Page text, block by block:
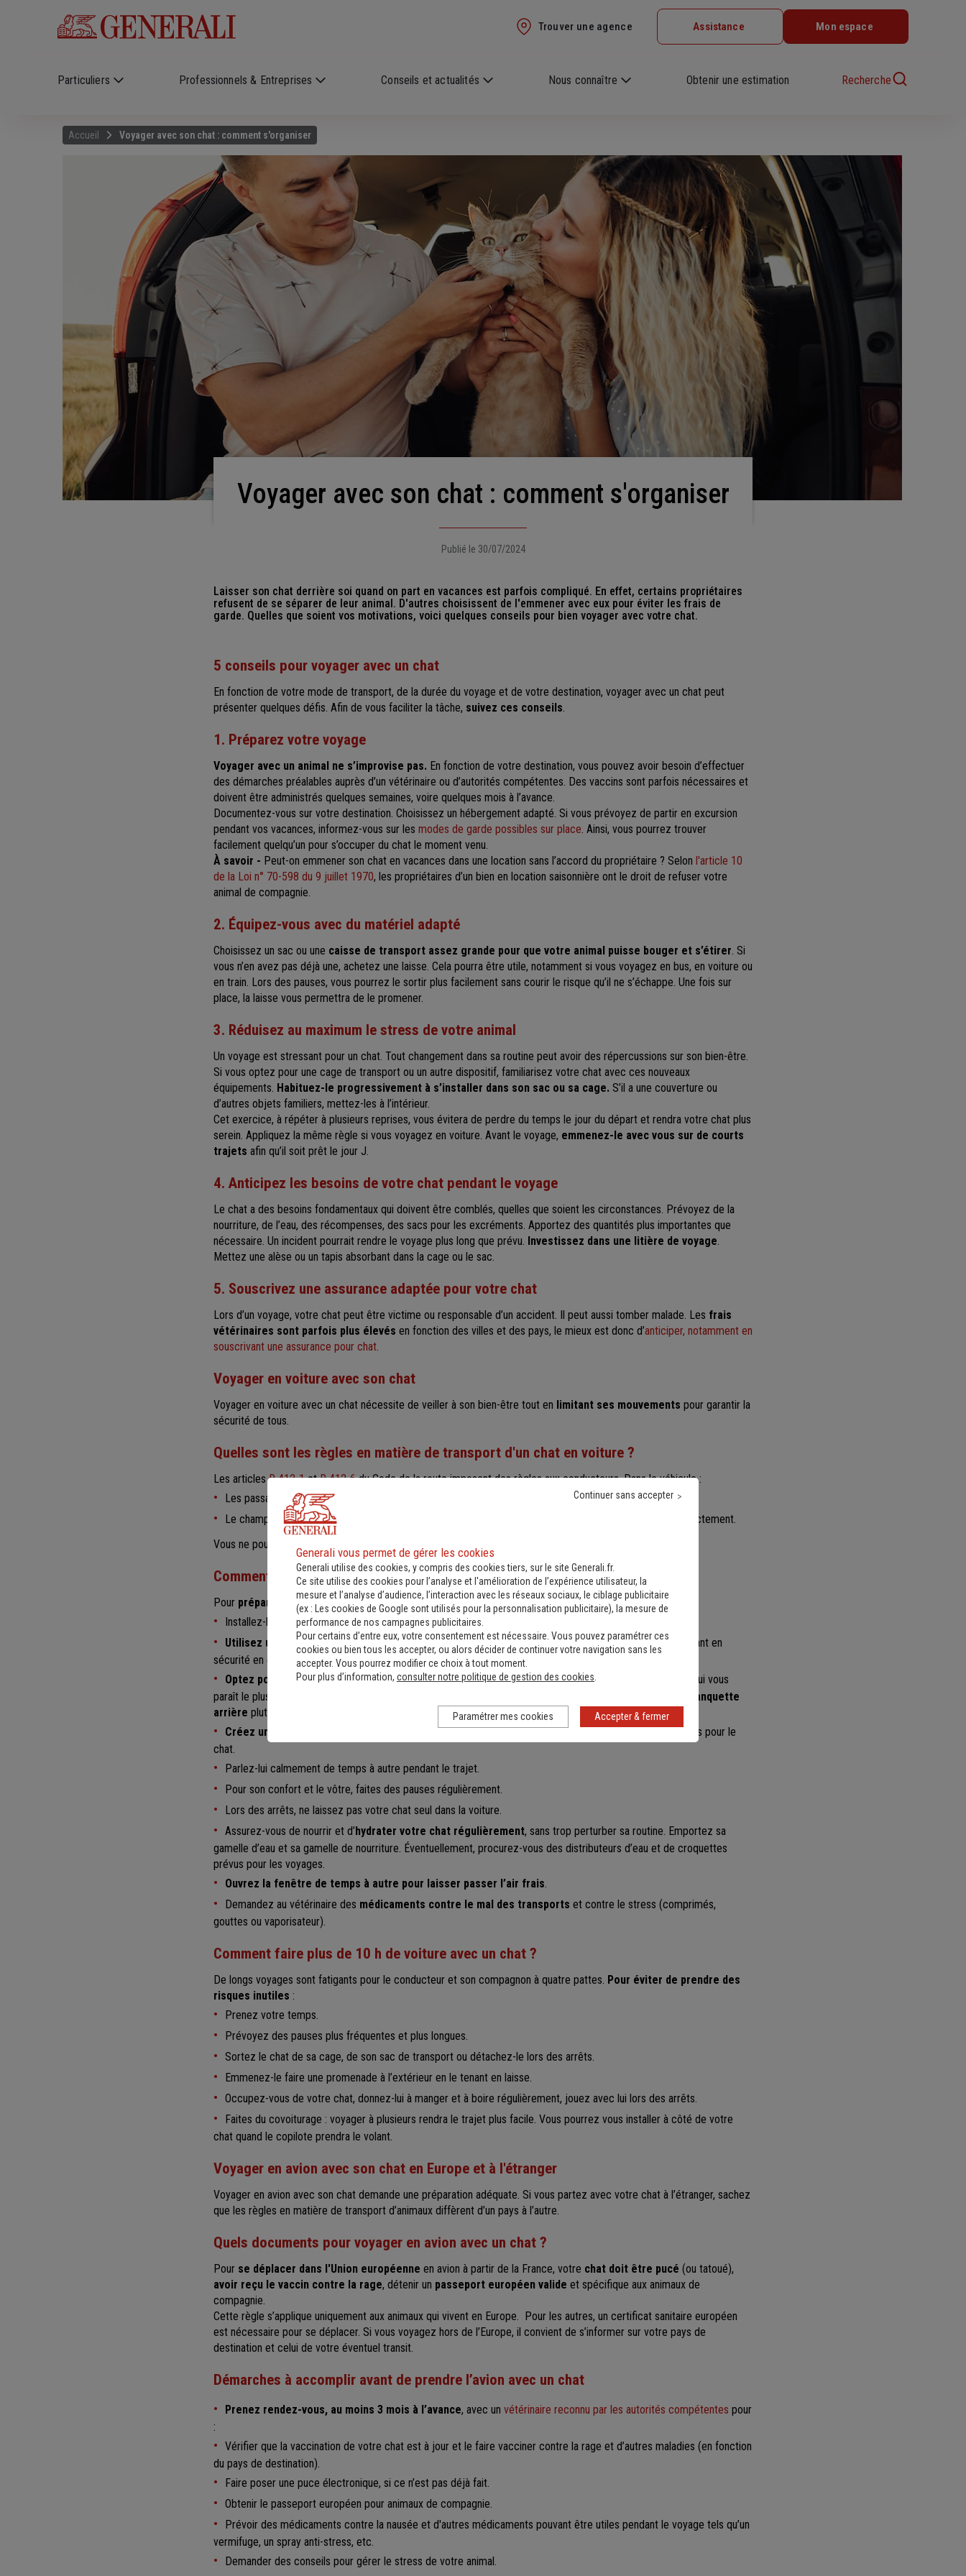
Trouver une agence Assistance Mon espace
Particuliers Professionnels & Entreprises Conseils et actualités Nous connaître Obtenir une estimation Recherche
Accueil Voyager avec son chat : comment s'organiser
Voyager avec son chat : comment s'organiser
Publié le 30/07/2024
Laisser son chat derrière soi quand on part en vacances est parfois compliqué. En effet, certains propriétaires
refusent de se séparer de leur animal. D'autres choisissent de l'emmener avec eux pour éviter les frais de
garde. Quelles que soient vos motivations, voici quelques conseils pour bien voyager avec votre chat.
5 conseils pour voyager avec un chat
En fonction de votre mode de transport, de la durée du voyage et de votre destination, voyager avec un chat peut
présenter quelques défis. Afin de vous faciliter la tâche, suivez ces conseils
1. Préparez votre voyage
Voyager avec un animal ne s’improvise pas. En fonction de votre destination, vous pouvez avoir besoin d’effectuer
des démarches préalables auprès d’un vétérinaire ou d’autorités compétentes. Des vaccins sont parfois nécessaires et
doivent être administrés quelques semaines, voire quelques mois à l’avance.
Documentez-vous sur votre destination. Choisissez un hébergement adapté. Si vous prévoyez de partir en excursion
pendant vos vacances, informez-vous sur les modes de garde possibles sur place . Ainsi, vous pourrez trouver
facilement quelqu’un pour s’occuper du chat le moment venu.
À savoir - Peut-on emmener son chat en vacances dans une location sans l’accord du propriétaire ? Selon l'article 10
de la Loi n° 70-598 du 9 juillet 1970, les propriétaires d’un bien en location saisonnière ont le droit de refuser votre
animal de compagnie.
2. Équipez-vous avec du matériel adapté
Choisissez un sac ou une caisse de transport assez grande pour que votre animal puisse bouger et s’étirer . Si
vous n’en avez pas déjà une, achetez une laisse. Cela pourra être utile, notamment si vous voyagez en bus, en voiture ou
en train. Lors des pauses, vous pourrez le sortir plus facilement sans courir le risque qu’il ne s’échappe. Une fois sur
place, la laisse vous permettra de le promener.
3. Réduisez au maximum le stress de votre animal
Un voyage est stressant pour un chat. Tout changement dans sa routine peut avoir des répercussions sur son bien-être.
Si vous optez pour une cage de transport ou un autre dispositif, familiarisez votre chat avec ces nouveaux
équipements. Habituez-le progressivement à s’installer dans son sac ou sa cage. S’il a une couverture ou
d’autres objets familiers, mettez-les à l’intérieur.
Cet exercice, à répéter à plusieurs reprises, vous évitera de perdre du temps le jour du départ et rendra votre chat plus
serein. Appliquez la même règle si vous voyagez en voiture. Avant le voyage, emmenez-le avec vous sur de courts
trajets afin qu’il soit prêt le jour J.
4. Anticipez les besoins de votre chat pendant le voyage
Le chat a des besoins fondamentaux qui doivent être comblés, quelles que soient les circonstances. Prévoyez de la
nourriture, de l’eau, des récompenses, des sacs pour les excréments. Apportez des quantités plus importantes que
nécessaire. Un incident pourrait rendre le voyage plus long que prévu. Investissez dans une litière de voyage
Mettez une alèse ou un tapis absorbant dans la cage ou le sac.
5. Souscrivez une assurance adaptée pour votre chat
Lors d’un voyage, votre chat peut être victime ou responsable d’un accident. Il peut aussi tomber malade. Les frais
vétérinaires sont parfois plus élevés en fonction des villes et des pays, le mieux est donc d’anticiper, notamment en
souscrivant une assurance pour chat
Voyager en voiture avec son chat
Voyager en voiture avec un chat nécessite de veiller à son bien-être tout en limitant ses mouvements pour garantir la
sécurité de tous.
Quelles sont les règles en matière de transport d'un chat en voiture ?
Les articlesR 412-1etR 412-6du Code de la route imposent des règles aux conducteurs. Dans le véhicule :
Les passagers doivent être attachés à l’aide d’un dispositif de sécurité homologué.
Le champ de vision du conducteur doit être optimal en tout temps. Rien ne doit l’empêcher de voir correctement.
Vous ne pouvez donc
Comment transporter un chat en voiture ?
Pour préparer au mieux le voyage en voiture avec un chat , prenez les mesures suivantes :
Installez-le confortablement, au choix :
Utilisez un harnais et attachez votre chat à l’arrière de la voiture : il se sentira plus libre tout en étant en
sécurité en cas de freinage brusque ou d’accident.
Optez pour un sac de transport, un siège pour animaux ou une caisse de transport, en fonction de ce qui vous
paraît le plus sûr pour vous et le plus adapté à votre chat. Dans ce cas,
placez votre équipement sur la banquette
arrière plutôt que sur le siège passager avant.
Créez un environnement paisible
: pas de musique forte, une conduite douce, pas de bruits perturbants pour le
chat.
Parlez-lui calmement de temps à autre pendant le trajet.
Pour son confort et le vôtre, faites des pauses régulièrement.
Lors des arrêts, ne laissez pas votre chat seul dans la voiture.
Assurez-vous de nourrir et d’hydrater votre chat régulièrement, sans trop perturber sa routine. Emportez sa
gamelle d’eau et sa gamelle de nourriture. Éventuellement, procurez-vous des distributeurs d’eau et de croquettes
prévus pour les voyages.
Ouvrez la fenêtre de temps à autre pour laisser passer l’air frais
Demandez au vétérinaire des médicaments contre le mal des transports et contre le stress (comprimés,
gouttes ou vaporisateur).
Comment faire plus de 10 h de voiture avec un chat ?
De longs voyages sont fatigants pour le conducteur et son compagnon à quatre pattes. Pour éviter de prendre des
risques inutiles :
Prenez votre temps.
Prévoyez des pauses plus fréquentes et plus longues.
Sortez le chat de sa cage, de son sac de transport ou détachez-le lors des arrêts.
Emmenez-le faire une promenade à l’extérieur en le tenant en laisse.
Occupez-vous de votre chat, donnez-lui à manger et à boire régulièrement, jouez avec lui lors des arrêts.
Faites du covoiturage : voyager à plusieurs rendra le trajet plus facile. Vous pourrez vous installer à côté de votre
chat quand le copilote prendra le volant.
Voyager en avion avec son chat en Europe et à l'étranger
Voyager en avion avec son chat demande une préparation adéquate. Si vous partez avec votre chat à l’étranger, sachez
que les règles en matière de transport d’animaux diffèrent d’un pays à l’autre.
Quels documents pour voyager en avion avec un chat ?
Pour se déplacer dans l'Union européenne en avion à partir de la France, votre chat doit être pucé (ou tatoué),
avoir reçu le vaccin contre la rage, détenir un passeport européen valide et spécifique aux animaux de
compagnie.
Cette règle s’applique uniquement aux animaux qui vivent en Europe. Pour les autres, un certificat sanitaire européen
est nécessaire pour se déplacer. Si vous voyagez hors de l’Europe, il convient de s’informer sur votre pays de
destination et celui de votre éventuel transit.
Démarches à accomplir avant de prendre l’avion avec un chat
Prenez rendez-vous, au moins 3 mois à l’avance, avec un vétérinaire reconnu par les autorités compétentes pour
:
Vérifier que la vaccination de votre chat est à jour et le faire vacciner contre la rage et d’autres maladies (en fonction
du pays de destination).
Faire poser une puce électronique, si ce n’est pas déjà fait.
Obtenir le passeport européen pour animaux de compagnie.
Prévoir des médicaments contre la nausée et d'autres médicaments pouvant être utiles pendant le voyage tels qu’un
vermifuge, un spray anti-stress, etc.
Demander des conseils pour gérer le stress de votre animal.
Generali vous permet de gérer les cookies
Generali utilise des cookies, y compris des cookies tiers, sur le site Generali.fr.
Ce site utilise des cookies pour l’analyse et l'amélioration de l’expérience utilisateur, la
mesure et l’analyse d’audience, l’interaction avec les réseaux sociaux, le ciblage publicitaire
(ex :
Les cookies de Google sont utilisés pour la personnalisation publicitaire), la mesure de
performance de nos campagnes publicitaires.
Pour certains d’entre eux, votre consentement est nécessaire. Vous pouvez paramétrer ces
cookies ou bien tous les accepter, ou alors décider de continuer votre navigation sans les
accepter. Vous pourrez modifier ce choix à tout moment.
Pour plus d’information, consulter notre politique de gestion des cookies
Accepter & fermer
Continuer sans accepter
Paramétrer mes cookies